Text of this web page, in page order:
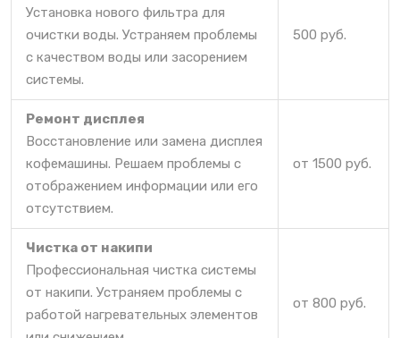
Установка нового фильтра для
очистки воды. Устраняем проблемы
с качеством воды или засорением
системы.
500 руб.
Ремонт дисплея
Восстановление или замена дисплея
кофемашины. Решаем проблемы с
отображением информации или его
отсутствием.
от 1500 руб.
Чистка от накипи
Профессиональная чистка системы
от накипи. Устраняем проблемы с
работой нагревательных элементов
от 800 руб.